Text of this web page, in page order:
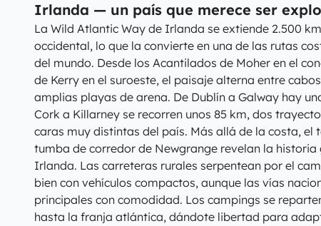
Irlanda — un país que merece ser
La Wild Atlantic Way de Irlanda se extiende 2.500
occidental, lo que la convierte en una de las rutas
del mundo. Desde los Acantilados de Moher en el
de Kerry en el suroeste, el paisaje alterna entre
amplias playas de arena. De Dublín a Galway hay
Cork a Killarney se recorren unos 85 km, dos
caras muy distintas del país. Más allá de la costa, el
tumba de corredor de Newgrange revelan la
Irlanda. Las carreteras rurales serpentean por el
bien con vehículos compactos, aunque las vías
principales con comodidad. Los campings se
hasta la franja atlántica, dándote libertad para